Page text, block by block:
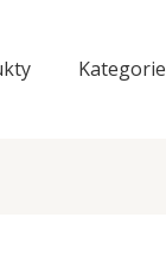
Kategorie